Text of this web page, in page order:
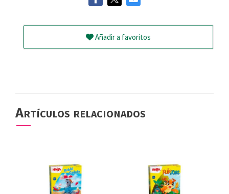
Añadir a favoritos
Artículos relacionados